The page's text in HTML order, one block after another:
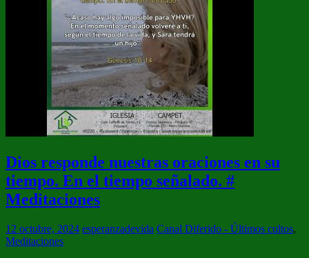
Dios responde nuestras oraciones en su
tiempo. En el tiempo señalado. #
Meditaciones
12 octubre, 2024 esperanzadevida Canal Diferido - Últimos cultos,
Meditaciones